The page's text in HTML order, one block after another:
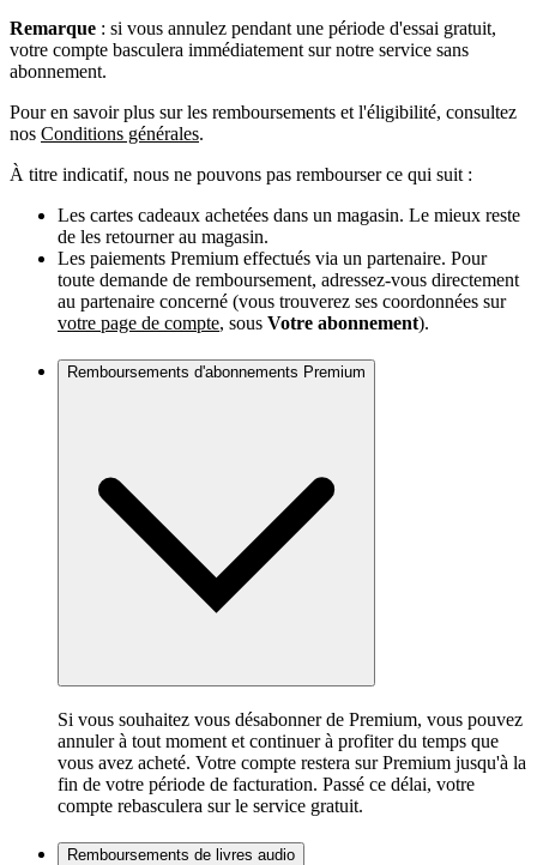
Remarque : si vous annulez pendant une période d'essai gratuit,
votre compte basculera immédiatement sur notre service sans
abonnement.
Pour en savoir plus sur les remboursements et l'éligibilité, consultez
nos Conditions générales.
À titre indicatif, nous ne pouvons pas rembourser ce qui suit :
Les cartes cadeaux achetées dans un magasin. Le mieux reste
de les retourner au magasin.
Les paiements Premium effectués via un partenaire. Pour
toute demande de remboursement, adressez-vous directement
au partenaire concerné (vous trouverez ses coordonnées sur
votre page de compte, sous Votre abonnement).
Remboursements d'abonnements Premium
Si vous souhaitez vous désabonner de Premium, vous pouvez
annuler à tout moment et continuer à profiter du temps que
vous avez acheté. Votre compte restera sur Premium jusqu'à la
fin de votre période de facturation. Passé ce délai, votre
compte rebasculera sur le service gratuit.
Remboursements de livres audio